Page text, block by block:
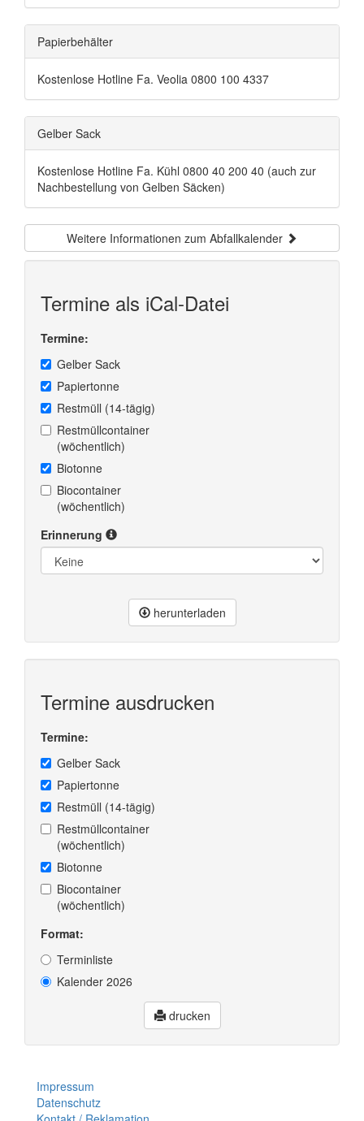
Papierbehälter
Kostenlose Hotline Fa. Veolia 0800 100 4337
Gelber Sack
Kostenlose Hotline Fa. Kühl 0800 40 200 40 (auch zur
Nachbestellung von Gelben Säcken)
Weitere Informationen zum Abfallkalender
Termine als iCal-Datei
Termine:
Gelber Sack
Papiertonne
Restmüll (14-tägig)
Restmüllcontainer
(wöchentlich)
Biotonne
Biocontainer
(wöchentlich)
Erinnerung
herunterladen
Termine ausdrucken
Termine:
Gelber Sack
Papiertonne
Restmüll (14-tägig)
Restmüllcontainer
(wöchentlich)
Biotonne
Biocontainer
(wöchentlich)
Format:
Terminliste
Kalender 2026
drucken
Impressum
Datenschutz